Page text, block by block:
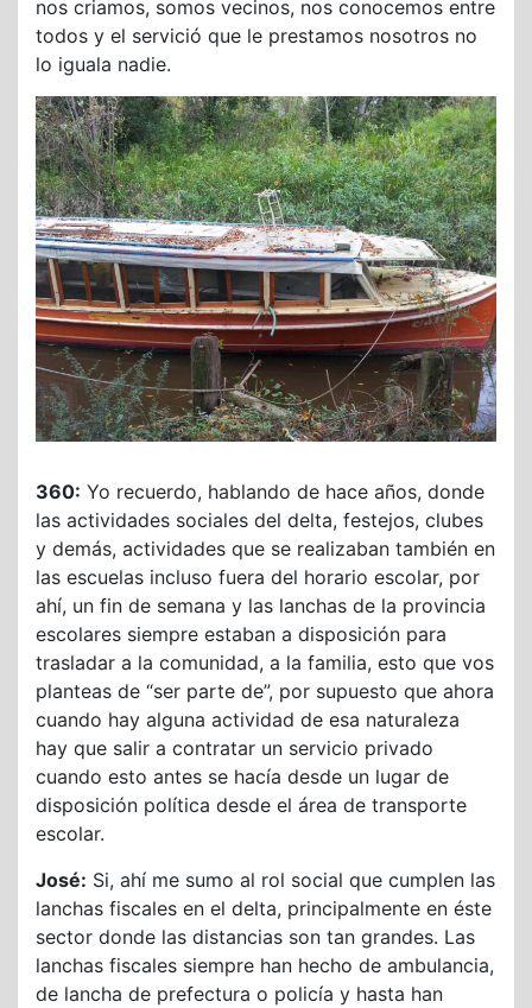
nos criamos, somos vecinos, nos conocemos entre
todos y el servició que le prestamos nosotros no
lo iguala nadie.
360: Yo recuerdo, hablando de hace años, donde
las actividades sociales del delta, festejos, clubes
y demás, actividades que se realizaban también en
las escuelas incluso fuera del horario escolar, por
ahí, un fin de semana y las lanchas de la provincia
escolares siempre estaban a disposición para
trasladar a la comunidad, a la familia, esto que vos
planteas de “ser parte de”, por supuesto que ahora
cuando hay alguna actividad de esa naturaleza
hay que salir a contratar un servicio privado
cuando esto antes se hacía desde un lugar de
disposición política desde el área de transporte
escolar.
José: Si, ahí me sumo al rol social que cumplen las
lanchas fiscales en el delta, principalmente en éste
sector donde las distancias son tan grandes. Las
lanchas fiscales siempre han hecho de ambulancia,
de lancha de prefectura o policía y hasta han